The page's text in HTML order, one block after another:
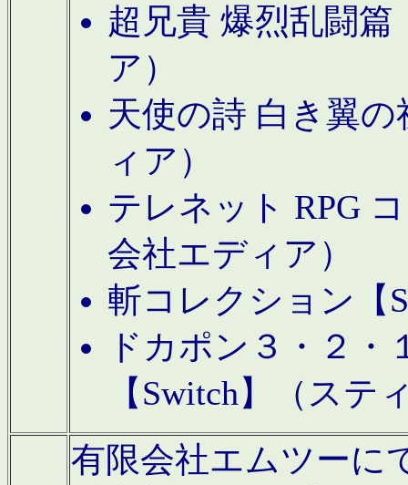
超兄貴 爆烈乱闘篇
ア）
天使の詩 白き翼
ィア）
テレネット RPG
会社エディア）
斬コレクション【
ドカポン３・２
【Switch】（ステ
有限会社エムツーに